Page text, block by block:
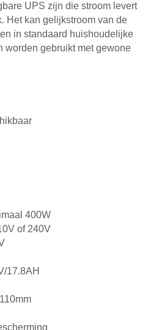
UPS zijn die stroom levert
Het kan gelijkstroom van de
in standaard huishoudelijke
worden gebruikt met gewone
400W
of 240V
17.8AH